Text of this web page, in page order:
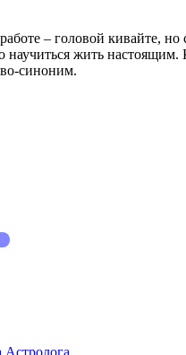
– головой кивайте, но
жить
синоним.